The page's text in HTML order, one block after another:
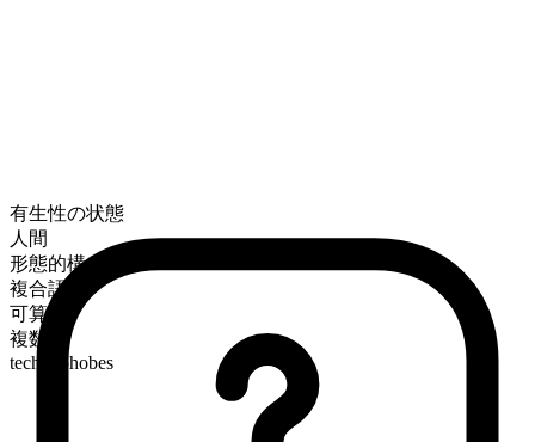
有生性の状態
人間
形態的構成
複合語
可算
複数形
technophobes